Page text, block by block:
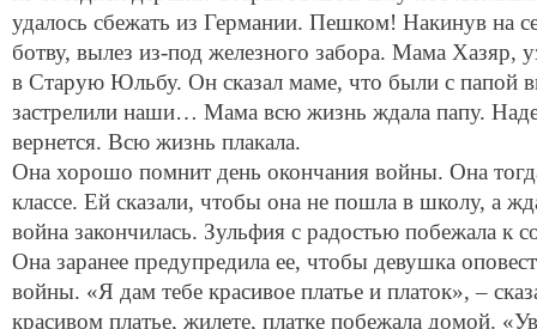
удалось сбежать из Германии. Пешком! Накинув на
ботву, вылез из-под железного забора. Мама Хазяр,
в Старую Юльбу. Он сказал маме, что были с папой
застрелили наши… Мама всю жизнь ждала папу.
вернется. Всю жизнь плакала.
Она хорошо помнит день окончания войны. Она
классе. Ей сказали, чтобы она не пошла в школу, а
война закончилась. Зульфия с радостью побежала к
Она заранее предупредила ее, чтобы девушка
войны. «Я дам тебе красивое платье и платок», –
красивом платье, жилете, платке побежала домой.